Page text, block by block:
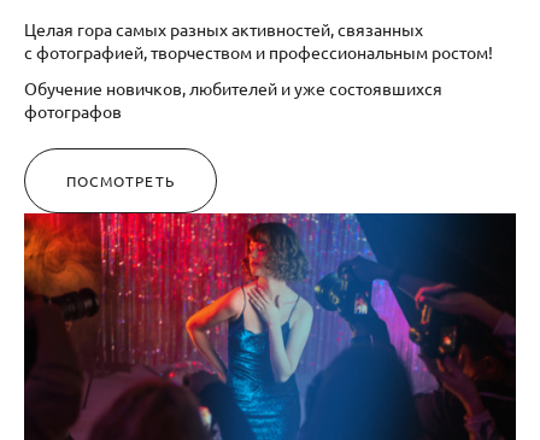
Целая гора самых разных активностей, связанных
с фотографией, творчеством и профессиональным ростом!
Обучение новичков, любителей и уже состоявшихся
фотографов
ПОСМОТРЕТЬ